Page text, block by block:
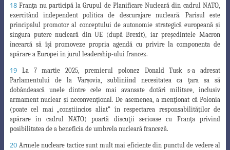
18Franţa nu participă la Grupul de Planificare Nucleară din cadrul NATO,
exercitând independent politica de descurajare nucleară. Parisul este
principalul promotor al conceptului de autonomie strategică europeană şi
singura putere nucleară din UE (după Brexit), iar preşedintele Macron
încearcă să îşi promoveze propria agendă cu privire la componenta de
apărare a Europei în jurul leadership-ului francez.
19La 7 martie 2025, premierul polonez Donald Tusk s-a adresat
Parlamentului de la Varşovia, subliniind necesitatea ca ţara sa să
dobândească unele dintre cele mai avansate dotări militare, inclusiv
armament nuclear şi neconvenţional. De asemenea, a menţionat că Polonia
(poate cel mai „conştiincios aliat” în respectarea responsabilităţilor de
apărare în cadrul NATO) poartă discuţii serioase cu Franţa privind
posibilitatea de a beneficia de umbrela nucleară franceză.
20 Armele nucleare tactice sunt mult mai eficiente din punctul de vedere al